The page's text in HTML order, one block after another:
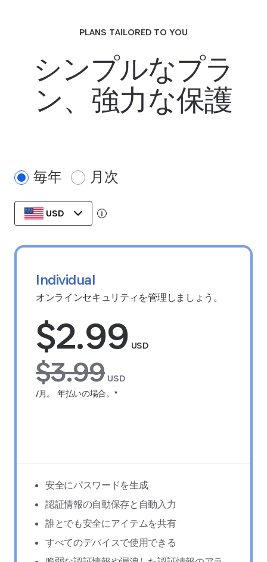
PLANS TAILORED TO YOU
シンプルなプラ
ン、強力な保護
毎年 月次
USD
Data stored in your currency's region
Individual
オンラインセキュリティを管理しましょう。
$2.99 USD
$3.99 USD
/月。 年払いの場合。*
安全にパスワードを生成
認証情報の自動保存と自動入力
誰とでも安全にアイテムを共有
すべてのデバイスで使用できる